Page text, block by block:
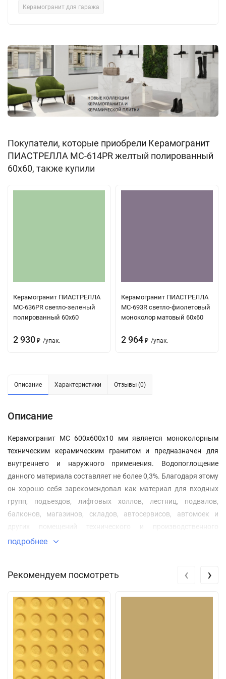
Керамогранит для гаража
Покупатели, которые приобрели Керамогранит
ПИАСТРЕЛЛА MC-614PR желтый полированный
60x60, также купили
Керамогранит ПИАСТРЕЛЛА
MC-636PR светло-зеленый
полированный 60x60
2 930 ₽ /упак.
Керамогранит ПИАСТРЕЛЛА
MC-693R светло-фиолетовый
моноколор матовый 60x60
2 964 ₽ /упак.
Описание Характеристики Отзывы (0)
Описание
Керамогранит МС 600x600x10 мм является моноколорным
техническим керамическим гранитом и предназначен для
внутреннего и наружного применения. Водопоглощение
данного материала составляет не более 0,3%. Благодаря этому
он хорошо себя зарекомендовал как материал для входных
групп, подъездов, лифтовых холлов, лестниц, подвалов,
балконов, магазинов, складов, автосервисов, автомоек и
других помещений технического и производственного
назначения.
подробнее
Рекомендуем посмотреть ‹ ›